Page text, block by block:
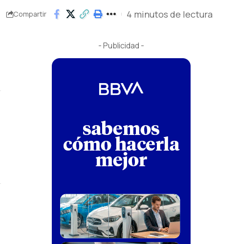
Compartir 4 minutos de lectura
- Publicidad -